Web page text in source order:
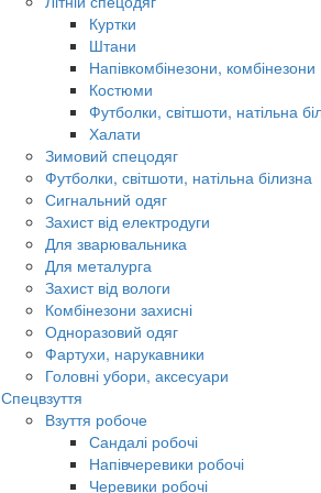
Куртки
Штани
Напівкомбінезони, комбінезони
Костюми
Футболки, світшоти, натільна
Халати
Зимовий спецодяг
Футболки, світшоти, натільна білизна
Сигнальний одяг
Захист від електродуги
Для зварювальника
Для металурга
Захист від вологи
Комбінезони захисні
Одноразовий одяг
Фартухи, нарукавники
Головні убори, аксесуари
Спецвзуття
Взуття робоче
Сандалі робочі
Напівчеревики робочі
Черевики робочі